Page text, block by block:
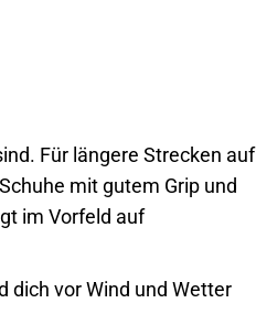
Für längere Strecken auf
mit gutem Grip und
im Vorfeld auf
dich vor Wind und Wetter